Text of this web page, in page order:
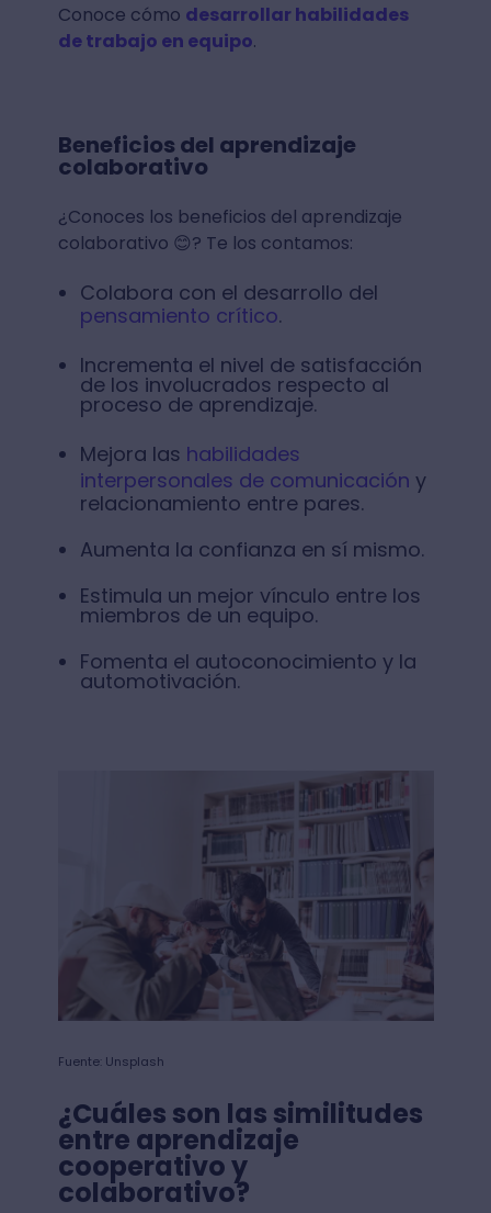
Conoce cómo desarrollar habilidades
de trabajo en equipo.
Beneficios del aprendizaje
colaborativo
¿Conoces los beneficios del aprendizaje
colaborativo 😊? Te los contamos:
Colabora con el desarrollo del
pensamiento crítico.
Incrementa el nivel de satisfacción
de los involucrados respecto al
proceso de aprendizaje.
Mejora las habilidades
interpersonales de comunicación y
relacionamiento entre pares.
Aumenta la confianza en sí mismo.
Estimula un mejor vínculo entre los
miembros de un equipo.
Fomenta el autoconocimiento y la
automotivación.
Fuente: Unsplash
¿Cuáles son las similitudes
entre aprendizaje
cooperativo y
colaborativo?